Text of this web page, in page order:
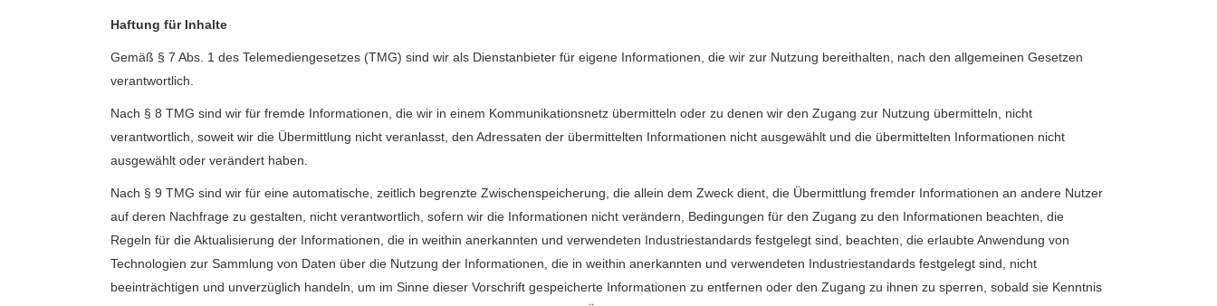
Haftung für Inhalte
Gemäß § 7 Abs. 1 des Telemediengesetzes (TMG) sind wir als Dienstanbieter für eigene Informationen, die wir zur Nutzung bereithalten, nach den allgemeinen Gesetzen
verantwortlich.
Nach § 8 TMG sind wir für fremde Informationen, die wir in einem Kommunikationsnetz übermitteln oder zu denen wir den Zugang zur Nutzung übermitteln, nicht
verantwortlich, soweit wir die Übermittlung nicht veranlasst, den Adressaten der übermittelten Informationen nicht ausgewählt und die übermittelten Informationen nicht
ausgewählt oder verändert haben.
Nach § 9 TMG sind wir für eine automatische, zeitlich begrenzte Zwischenspeicherung, die allein dem Zweck dient, die Übermittlung fremder Informationen an andere Nutzer
auf deren Nachfrage zu gestalten, nicht verantwortlich, sofern wir die Informationen nicht verändern, Bedingungen für den Zugang zu den Informationen beachten, die
Regeln für die Aktualisierung der Informationen, die in weithin anerkannten und verwendeten Industriestandards festgelegt sind, beachten, die erlaubte Anwendung von
Technologien zur Sammlung von Daten über die Nutzung der Informationen, die in weithin anerkannten und verwendeten Industriestandards festgelegt sind, nicht
beeinträchtigen und unverzüglich handeln, um im Sinne dieser Vorschrift gespeicherte Informationen zu entfernen oder den Zugang zu ihnen zu sperren, sobald sie Kenntnis